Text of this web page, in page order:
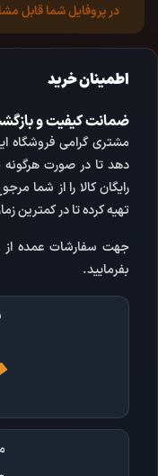
در پروفایل شما قابل
اطمینان خرید
ضمانت کیفیت و
مشتری گرامی فروشگاه
دهد تا در صورت هرگونه
رایگان کالا را از شما
تهیه کرده تا در کمترین
جهت سفارشات عمده از
بفرمایید.